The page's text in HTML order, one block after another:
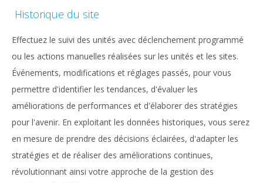
Historique du site
Effectuez le suivi des unités avec déclenchement programmé
ou les actions manuelles réalisées sur les unités et les sites.
Événements, modifications et réglages passés, pour vous
permettre d'identifier les tendances, d'évaluer les
améliorations de performances et d'élaborer des stratégies
pour l'avenir. En exploitant les données historiques, vous serez
en mesure de prendre des décisions éclairées, d'adapter les
stratégies et de réaliser des améliorations continues,
révolutionnant ainsi votre approche de la gestion des